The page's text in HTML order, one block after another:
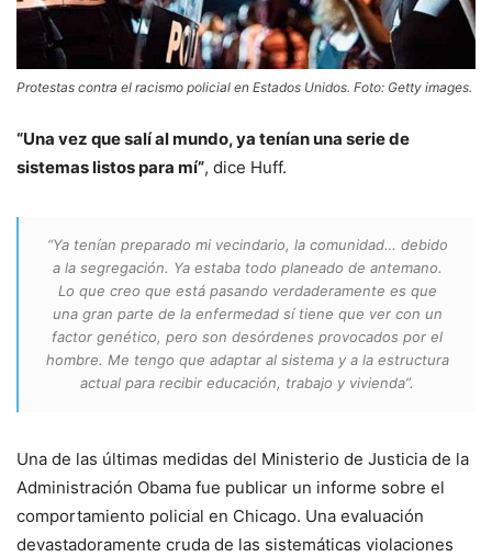
Protestas contra el racismo policial en Estados Unidos. Foto: Getty images.
“Una vez que salí al mundo, ya tenían una serie de
sistemas listos para mí”, dice Huff.
“Ya tenían preparado mi vecindario, la comunidad… debido
a la segregación. Ya estaba todo planeado de antemano.
Lo que creo que está pasando verdaderamente es que
una gran parte de la enfermedad sí tiene que ver con un
factor genético, pero son desórdenes provocados por el
hombre. Me tengo que adaptar al sistema y a la estructura
actual para recibir educación, trabajo y vivienda”.
Una de las últimas medidas del Ministerio de Justicia de la
Administración Obama fue publicar un informe sobre el
comportamiento policial en Chicago. Una evaluación
devastadoramente cruda de las sistemáticas violaciones